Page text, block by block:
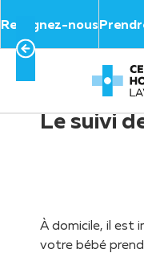
Rejoignez-nous
Page d’accueil
Le suivi
À domicile, il est
votre bébé